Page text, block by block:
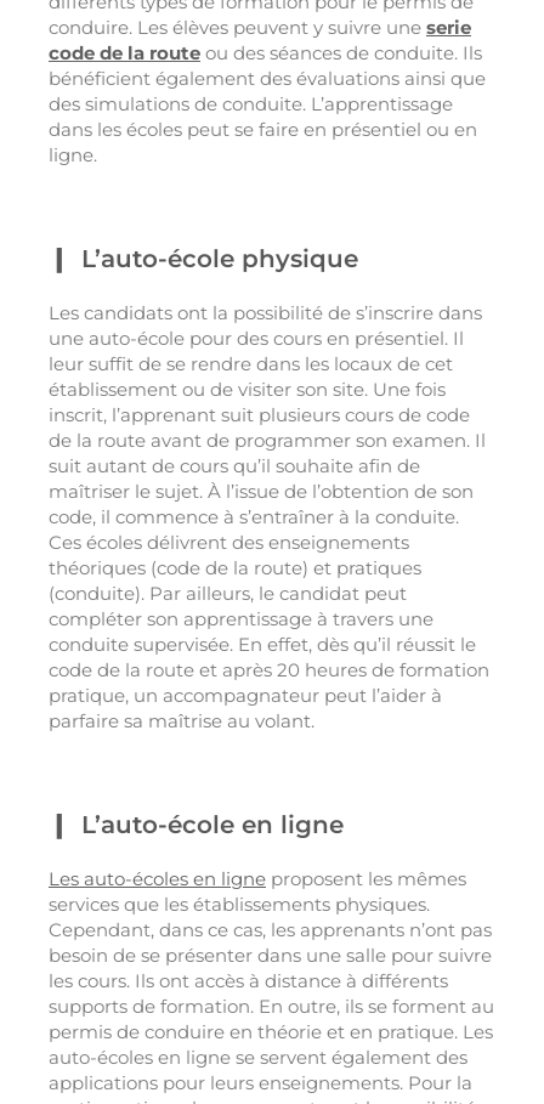
conduire. Les élèves peuvent y suivre une serie
code de la route ou des séances de conduite. Ils
bénéficient également des évaluations ainsi que
des simulations de conduite. L’apprentissage
dans les écoles peut se faire en présentiel ou en
ligne.
L’auto-école physique
Les candidats ont la possibilité de s’inscrire dans
une auto-école pour des cours en présentiel. Il
leur suffit de se rendre dans les locaux de cet
établissement ou de visiter son site. Une fois
inscrit, l’apprenant suit plusieurs cours de code
de la route avant de programmer son examen. Il
suit autant de cours qu’il souhaite afin de
maîtriser le sujet. À l’issue de l’obtention de son
code, il commence à s’entraîner à la conduite.
Ces écoles délivrent des enseignements
théoriques (code de la route) et pratiques
(conduite). Par ailleurs, le candidat peut
compléter son apprentissage à travers une
conduite supervisée. En effet, dès qu’il réussit le
code de la route et après 20 heures de formation
pratique, un accompagnateur peut l’aider à
parfaire sa maîtrise au volant.
L’auto-école en ligne
Les auto-écoles en ligne proposent les mêmes
services que les établissements physiques.
Cependant, dans ce cas, les apprenants n’ont pas
besoin de se présenter dans une salle pour suivre
les cours. Ils ont accès à distance à différents
supports de formation. En outre, ils se forment au
permis de conduire en théorie et en pratique. Les
auto-écoles en ligne se servent également des
applications pour leurs enseignements. Pour la